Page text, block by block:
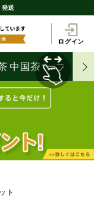
送
ログイン
中国茶ハーブティ
ト